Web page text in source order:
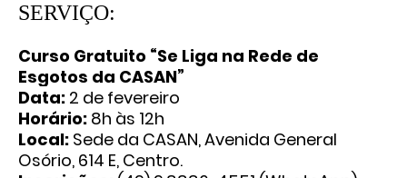
SERVIÇO:
Curso Gratuito “Se Liga na Rede de
Esgotos da CASAN”
Data: 2 de fevereiro
Horário: 8h às 12h
Local: Sede da CASAN, Avenida General
Osório, 614 E, Centro.